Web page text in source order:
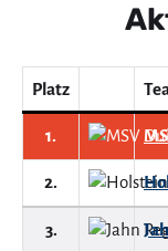
Platz
1.
2.
3.